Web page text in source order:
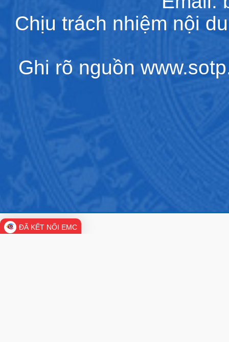
Chịu trách nhiệm nội
Ghi rõ nguồn
ĐÃ KẾT NỐI EMC